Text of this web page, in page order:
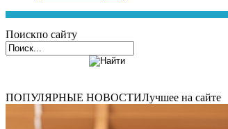
Поискпо сайту
ПОПУЛЯРНЫЕ НОВОСТИЛучшее на сайте